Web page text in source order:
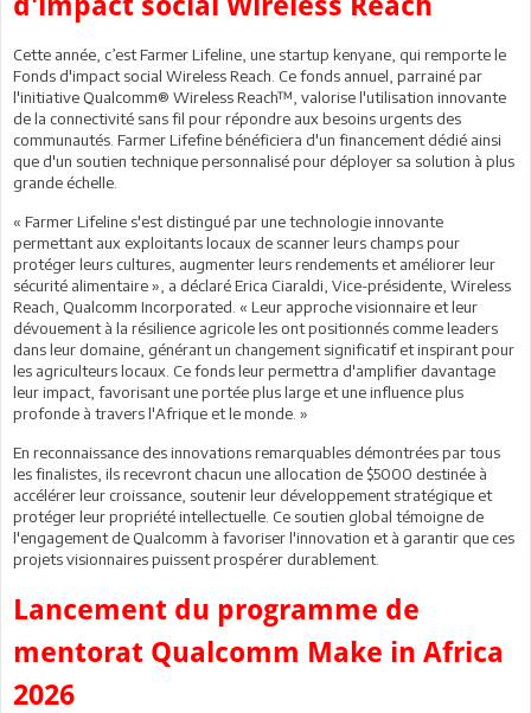
Cette année, c’est Farmer Lifeline, une startup kenyane, qui remporte le
Fonds d'impact social Wireless Reach. Ce fonds annuel, parrainé par
l'initiative Qualcomm® Wireless Reach™, valorise l'utilisation innovante
de la connectivité sans fil pour répondre aux besoins urgents des
communautés. Farmer Lifefine bénéficiera d'un financement dédié ainsi
que d'un soutien technique personnalisé pour déployer sa solution à plus
grande échelle.
« Farmer Lifeline s'est distingué par une technologie innovante
permettant aux exploitants locaux de scanner leurs champs pour
protéger leurs cultures, augmenter leurs rendements et améliorer leur
sécurité alimentaire », a déclaré Erica Ciaraldi, Vice-présidente, Wireless
Reach, Qualcomm Incorporated. « Leur approche visionnaire et leur
dévouement à la résilience agricole les ont positionnés comme leaders
dans leur domaine, générant un changement significatif et inspirant pour
les agriculteurs locaux. Ce fonds leur permettra d'amplifier davantage
leur impact, favorisant une portée plus large et une influence plus
profonde à travers l'Afrique et le monde. »
En reconnaissance des innovations remarquables démontrées par tous
les finalistes, ils recevront chacun une allocation de $5000 destinée à
accélérer leur croissance, soutenir leur développement stratégique et
protéger leur propriété intellectuelle. Ce soutien global témoigne de
l'engagement de Qualcomm à favoriser l'innovation et à garantir que ces
projets visionnaires puissent prospérer durablement.
Lancement du programme de
mentorat Qualcomm Make in Africa
2026